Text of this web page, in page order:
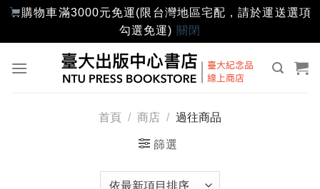
購物車滿3000元免運(限台灣地區宅配，請於運送選項
勾選免運) 關閉
首頁 / 商店 / 過往商品
篩選